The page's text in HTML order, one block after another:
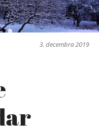
3. decembra 2019